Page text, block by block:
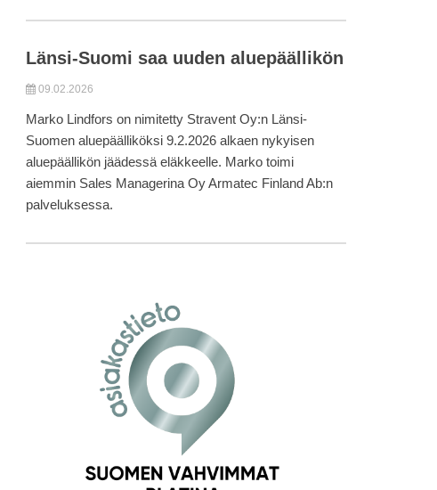
Länsi-Suomi saa uuden aluepäällikön
09.02.2026
Marko Lindfors on nimitetty Stravent Oy:n Länsi-
Suomen aluepäälliköksi 9.2.2026 alkaen nykyisen
aluepäällikön jäädessä eläkkeelle. Marko toimi
aiemmin Sales Managerina Oy Armatec Finland Ab:n
palveluksessa.